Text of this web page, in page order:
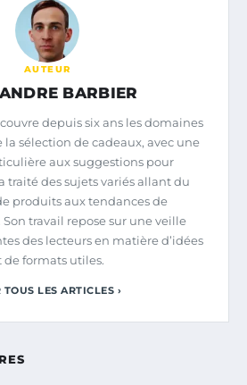
AUTEUR
BARBIER
depuis six ans les domaines
la sélection de cadeaux, avec une
aux suggestions pour
traité des sujets variés allant du
produits aux tendances de
travail repose sur une veille
des lecteurs en matière d’idées
de formats utiles.
TOUS LES ARTICLES ›